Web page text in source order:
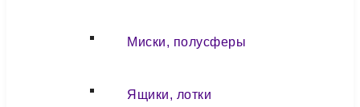
Миски, полусферы
Ящики, лотки